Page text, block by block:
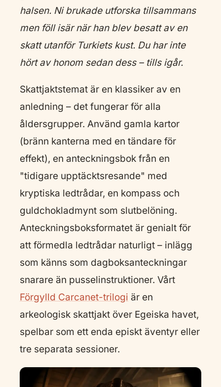
halsen. Ni brukade utforska tillsammans
men föll isär när han blev besatt av en
skatt utanför Turkiets kust. Du har inte
hört av honom sedan dess – tills igår.
Skattjaktstemat är en klassiker av en
anledning – det fungerar för alla
åldersgrupper. Använd gamla kartor
(bränn kanterna med en tändare för
effekt), en anteckningsbok från en
"tidigare upptäcktsresande" med
kryptiska ledtrådar, en kompass och
guldchokladmynt som slutbelöning.
Anteckningsboksformatet är genialt för
att förmedla ledtrådar naturligt – inlägg
som känns som dagboksanteckningar
snarare än pusselinstruktioner. Vårt
Förgylld Carcanet-trilogi är en
arkeologisk skattjakt över Egeiska havet,
spelbar som ett enda episkt äventyr eller
tre separata sessioner.